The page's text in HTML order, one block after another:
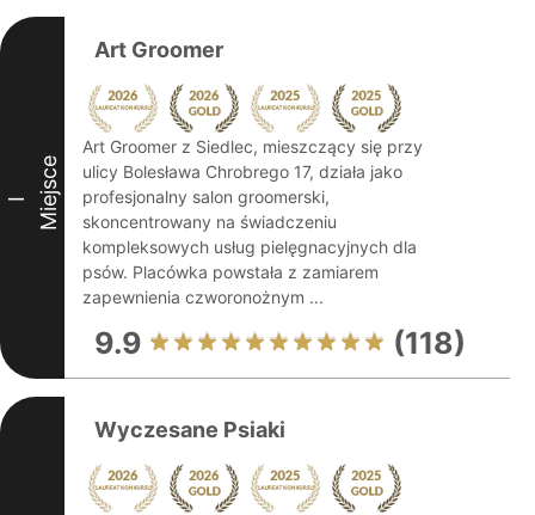
I Miejsce
Art Groomer
Art Groomer z Siedlec, mieszczący się przy
ulicy Bolesława Chrobrego 17, działa jako
profesjonalny salon groomerski,
skoncentrowany na świadczeniu
kompleksowych usług pielęgnacyjnych dla
psów. Placówka powstała z zamiarem
zapewnienia czworonożnym ...
9.9 (118)
Wyczesane Psiaki